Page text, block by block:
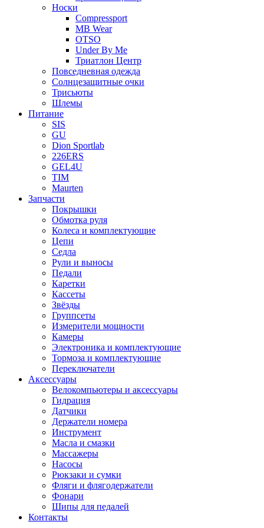
Носки
Compressport
MB Wear
OTSO
Under By Me
Триатлон Центр
Повседневная одежда
Солнцезащитные очки
Трисьюты
Шлемы
Питание
SIS
GU
Dion Sportlab
226ERS
GEL4U
TIM
Maurten
Запчасти
Покрышки
Обмотка руля
Колеса и комплектующие
Цепи
Седла
Рули и выносы
Педали
Каретки
Кассеты
Звёзды
Группсеты
Измерители мощности
Камеры
Электроника и комплектующие
Тормоза и комплектующие
Переключатели
Аксессуары
Велокомпьютеры и аксессуары
Гидрация
Датчики
Держатели номера
Инструмент
Масла и смазки
Массажеры
Насосы
Рюкзаки и сумки
Фляги и флягодержатели
Фонари
Шипы для педалей
Контакты